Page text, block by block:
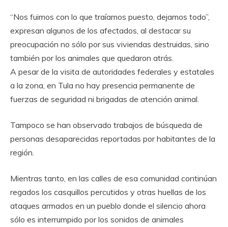
“Nos fuimos con lo que traíamos puesto, dejamos todo”,
expresan algunos de los afectados, al destacar su
preocupación no sólo por sus viviendas destruidas, sino
también por los animales que quedaron atrás.
A pesar de la visita de autoridades federales y estatales
a la zona, en Tula no hay presencia permanente de
fuerzas de seguridad ni brigadas de atención animal.
Tampoco se han observado trabajos de búsqueda de
personas desaparecidas reportadas por habitantes de la
región.
Mientras tanto, en las calles de esa comunidad continúan
regados los casquillos percutidos y otras huellas de los
ataques armados en un pueblo donde el silencio ahora
sólo es interrumpido por los sonidos de animales